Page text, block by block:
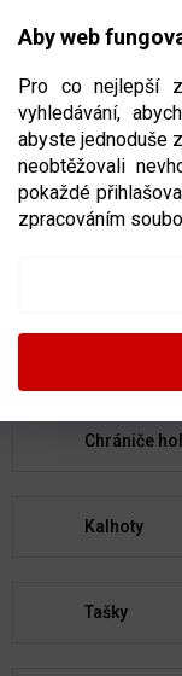
Aby web
Pro co nejlepší
vyhledávání,
abyste jednoduše
neobtěžovali
pokaždé
zpracováním
CZK
HOKEJOVÁ
Chrániče
Kalhoty
Tašky